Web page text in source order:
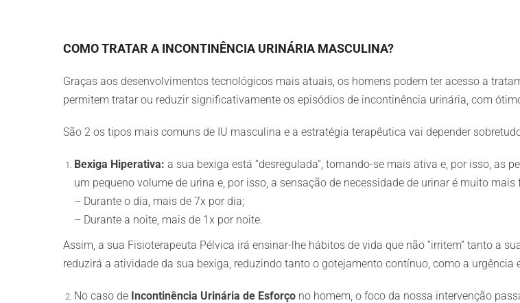
COMO TRATAR A INCONTINÊNCIA URINÁRIA MASCULINA?
Graças aos desenvolvimentos tecnológicos mais atuais, os homens podem ter acesso a
permitem tratar ou reduzir significativamente os episódios de incontinência urinária, com
São 2 os tipos mais comuns de IU masculina e a estratégia terapêutica vai depender
Bexiga Hiperativa: a sua bexiga está “desregulada”, tornando-se mais ativa e, por isso, as
um pequeno volume de urina e, por isso, a sensação de necessidade de urinar é muito mais
– Durante o dia, mais de 7x por dia;
– Durante a noite, mais de 1x por noite.
Assim, a sua Fisioterapeuta Pélvica irá ensinar-lhe hábitos de vida que não “irritem” tanto a
reduzirá a atividade da sua bexiga, reduzindo tanto o gotejamento contínuo, como a urgência
No caso de Incontinência Urinária de Esforçono homem, o foco da nossa intervenção